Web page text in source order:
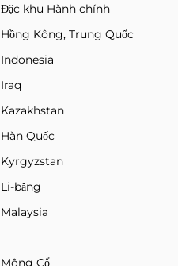
Đặc khu Hành chính
Hồng Kông, Trung Quốc
Indonesia
Iraq
Kazakhstan
Hàn Quốc
Kyrgyzstan
Li-băng
Malaysia
Mông Cổ